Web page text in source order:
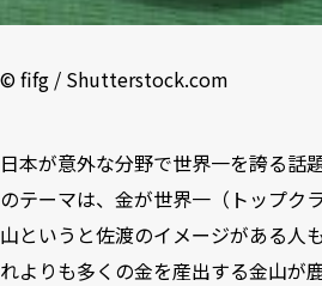
©︎ fifg / Shutterstock.com
日本が意外な分野で世界一を誇る話
のテーマは、金が世界一（トップク
山というと佐渡のイメージがある
れよりも多くの金を産出する金山が